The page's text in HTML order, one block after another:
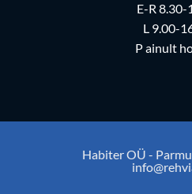
E-R 8.30-
L 9.00-
P ainult
Habiter OÜ -